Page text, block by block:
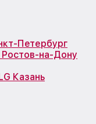
Петербург
Ростов-на-Дону
Казань